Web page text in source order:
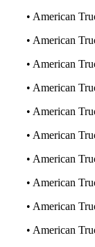
• American
• American
• American
• American
• American
• American
• American
• American
• American
• American